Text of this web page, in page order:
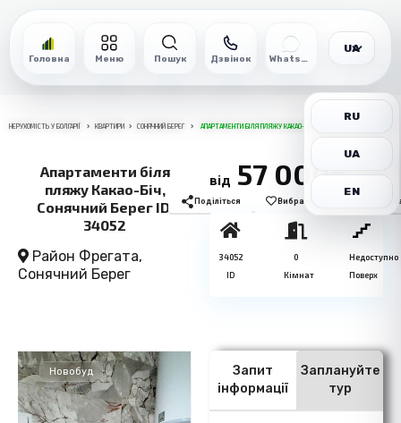
Головна Меню Пошук Дзвінок WhatsApp
UA
RU
UA
EN
НЕРУХОМІСТЬ У БОЛГАРІЇ КВАРТИРИ СОНЯЧНИЙ БЕРЕГ АПАРТАМЕНТИ БІЛЯ ПЛЯЖУ КАКАО-БІЧ, СОНЯЧНИЙ БЕРЕГ ID: 34052
Апартаменти біля
пляжу Какао-Біч,
Сонячний Берег ID:
34052
Район Фрегата,
Сонячний Берег
від 57 000€
Поділіться Вибране
34052
ID
0
Кімнат
Недоступно
Поверх
Новобуд
Запит
інформації
Заплануйте
тур